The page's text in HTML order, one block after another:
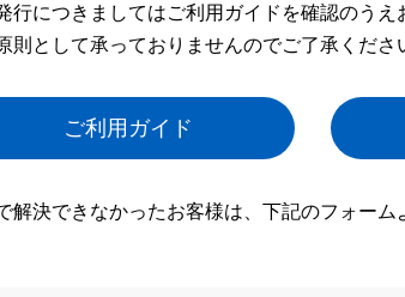
につきましてはご利用ガイドを確認のう
として承っておりませんのでご了承くださ
ご利用ガイド
解決できなかったお客様は、下記のフォー